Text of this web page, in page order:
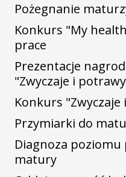
Pożegnanie
Konkurs "My
prace
Prezentacje
"Zwyczaje i
Konkurs
Przymiarki do
Diagnoza
matury